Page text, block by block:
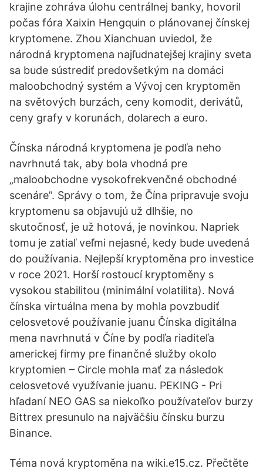
krajine zohráva úlohu centrálnej banky, hovoril
počas fóra Xaixin Hengquin o plánovanej čínskej
kryptomene. Zhou Xianchuan uviedol, že
národná kryptomena najľudnatejšej krajiny sveta
sa bude sústrediť predovšetkým na domáci
maloobchodný systém a Vývoj cen kryptoměn
na světových burzách, ceny komodit, derivátů,
ceny grafy v korunách, dolarech a euro.
Čínska národná kryptomena je podľa neho
navrhnutá tak, aby bola vhodná pre
„maloobchodne vysokofrekvenčné obchodné
scenáre”. Správy o tom, že Čína pripravuje svoju
kryptomenu sa objavujú už dlhšie, no
skutočnosť, je už hotová, je novinkou. Napriek
tomu je zatiaľ veľmi nejasné, kedy bude uvedená
do používania. Nejlepší kryptoměna pro investice
v roce 2021. Horší rostoucí kryptoměny s
vysokou stabilitou (minimální volatilita). Nová
čínska virtuálna mena by mohla povzbudiť
celosvetové používanie juanu Čínska digitálna
mena navrhnutá v Číne by podľa riaditeľa
americkej firmy pre finančné služby okolo
kryptomien – Circle mohla mať za následok
celosvetové využívanie juanu. PEKING - Pri
hľadaní NEO GAS sa niekoľko používateľov burzy
Bittrex presunulo na najväčšiu čínsku burzu
Binance.
Téma nová kryptoměna na wiki.e15.cz. Přečtěte